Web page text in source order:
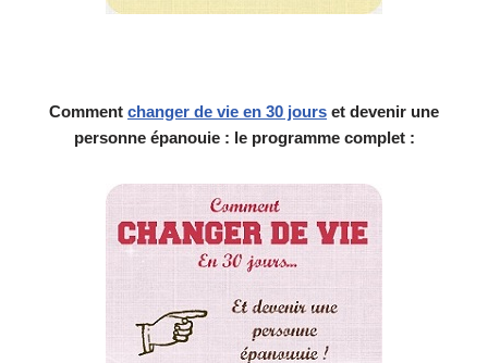
Comment changer de vie en 30 jours et devenir une
personne épanouie : le programme complet :